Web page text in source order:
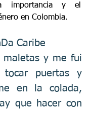
importancia y el
en Colombia.
Caribe
maletas y me fui
puertas y
en la colada,
que hacer con